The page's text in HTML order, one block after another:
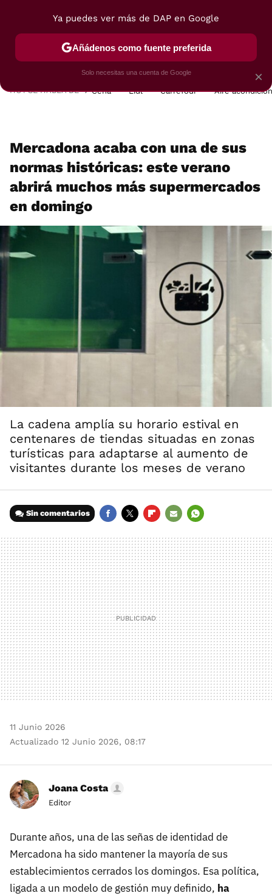
POSTRES VIAJES SELECCIÓN VEGUI
HOY SE HABLA DE Cena Lidl Carrefour Aire
Mercadona acaba con una de sus
normas históricas: este verano
abrirá muchos más supermercados
en domingo
La cadena amplía su horario estival en
centenares de tiendas situadas en zonas
turísticas para adaptarse al aumento de
visitantes durante los meses de verano
Sin comentarios
MAIL
11 Junio 2026
Actualizado 12 Junio 2026, 08:17
Joana Costa
Editor
Durante años, una de las señas de identidad de
Mercadona ha sido mantener la mayoría de sus
establecimientos cerrados los domingos. Esa política,
ligada a un modelo de gestión muy definido, ha
×
Ya puedes ver más de DAP en Google
Añádenos como fuente preferida
Solo necesitas una cuenta de Google